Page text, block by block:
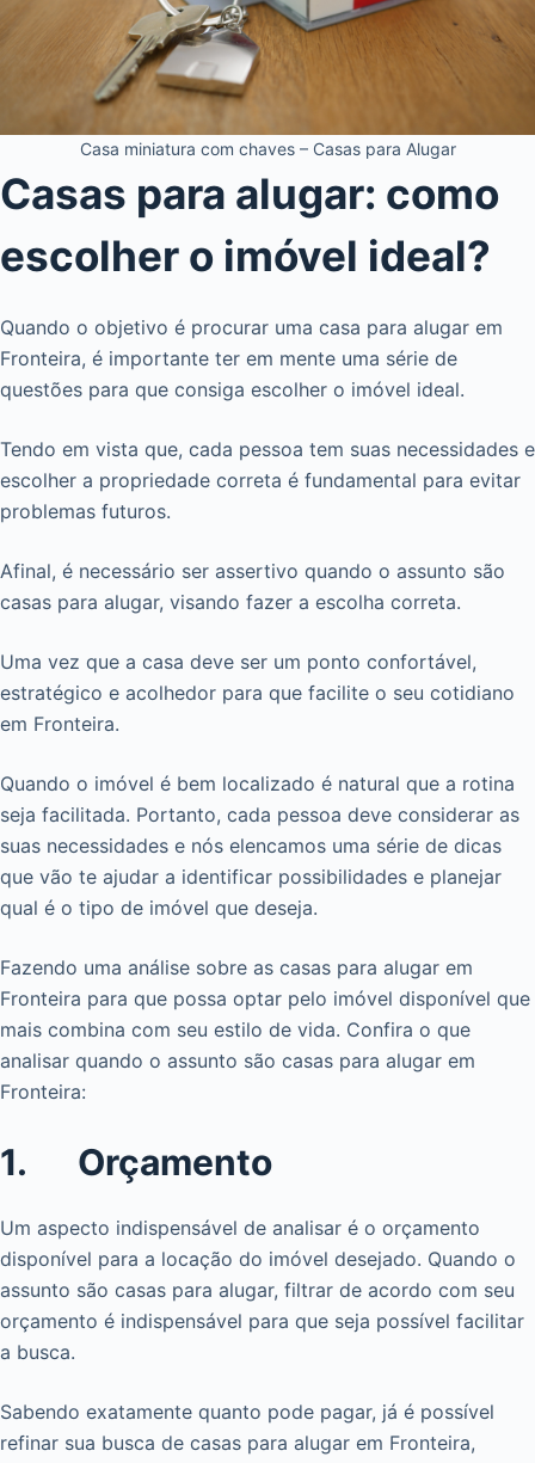
Casa miniatura com chaves – Casas para Alugar
Casas para alugar: como
escolher o imóvel ideal?
Quando o objetivo é procurar uma casa para alugar em
Fronteira, é importante ter em mente uma série de
questões para que consiga escolher o imóvel ideal.
Tendo em vista que, cada pessoa tem suas necessidades e
escolher a propriedade correta é fundamental para evitar
problemas futuros.
Afinal, é necessário ser assertivo quando o assunto são
casas para alugar, visando fazer a escolha correta.
Uma vez que a casa deve ser um ponto confortável,
estratégico e acolhedor para que facilite o seu cotidiano
em Fronteira.
Quando o imóvel é bem localizado é natural que a rotina
seja facilitada. Portanto, cada pessoa deve considerar as
suas necessidades e nós elencamos uma série de dicas
que vão te ajudar a identificar possibilidades e planejar
qual é o tipo de imóvel que deseja.
Fazendo uma análise sobre as casas para alugar em
Fronteira para que possa optar pelo imóvel disponível que
mais combina com seu estilo de vida. Confira o que
analisar quando o assunto são casas para alugar em
Fronteira:
1. Orçamento
Um aspecto indispensável de analisar é o orçamento
disponível para a locação do imóvel desejado. Quando o
assunto são casas para alugar, filtrar de acordo com seu
orçamento é indispensável para que seja possível facilitar
a busca.
Sabendo exatamente quanto pode pagar, já é possível
refinar sua busca de casas para alugar em Fronteira,